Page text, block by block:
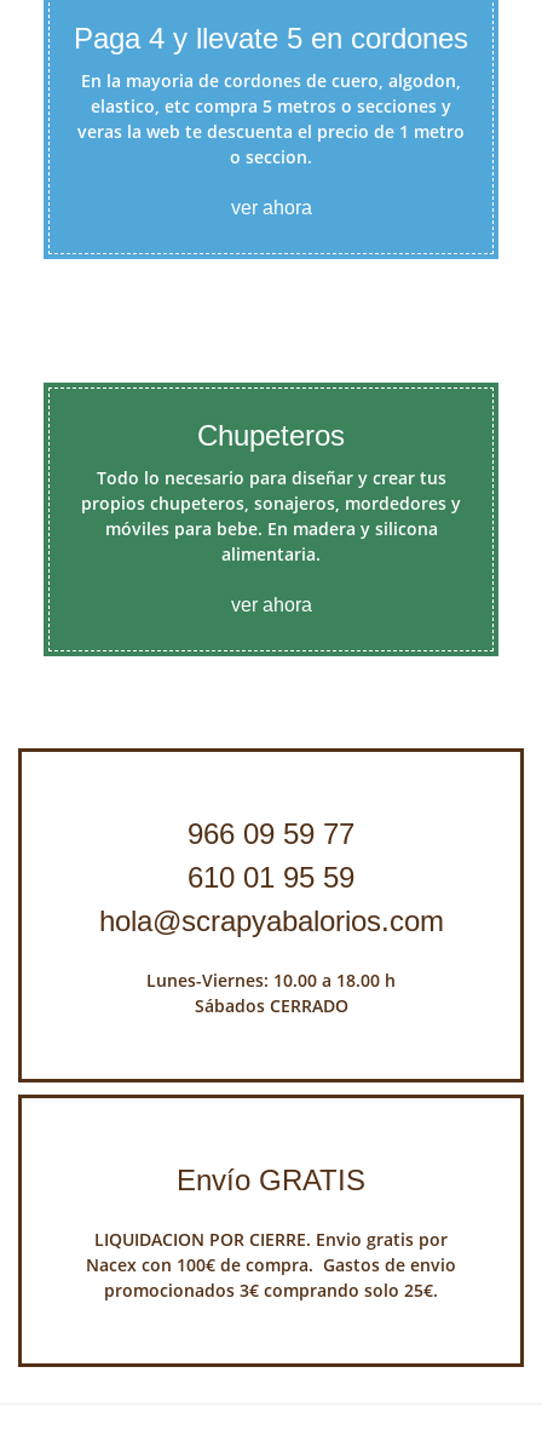
Paga 4 y llevate 5 en cordones
En la mayoria de cordones de cuero, algodon,
elastico, etc compra 5 metros o secciones y
veras la web te descuenta el precio de 1 metro
o seccion.
ver ahora
Chupeteros
Todo lo necesario para diseñar y crear tus
propios chupeteros, sonajeros, mordedores y
móviles para bebe. En madera y silicona
alimentaria.
ver ahora
966 09 59 77
610 01 95 59
hola@scrapyabalorios.com
Lunes-Viernes: 10.00 a 18.00 h
Sábados CERRADO
Envío GRATIS
LIQUIDACION POR CIERRE. Envio gratis por
Nacex con 100€ de compra. Gastos de envio
promocionados 3€ comprando solo 25€.